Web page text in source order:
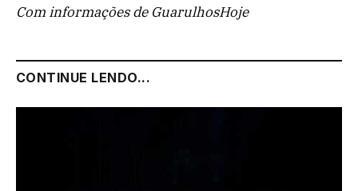
Com informações de GuarulhosHoje
CONTINUE LENDO...